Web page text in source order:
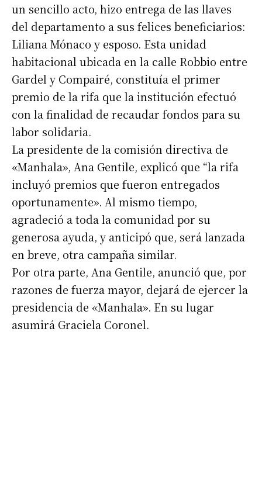
un sencillo acto, hizo entrega de las llaves
del departamento a sus felices beneficiarios:
Liliana Mónaco y esposo. Esta unidad
habitacional ubicada en la calle Robbio entre
Gardel y Compairé, constituía el primer
premio de la rifa que la institución efectuó
con la finalidad de recaudar fondos para su
labor solidaria.
La presidente de la comisión directiva de
«Manhala», Ana Gentile, explicó que “la rifa
incluyó premios que fueron entregados
oportunamente». Al mismo tiempo,
agradeció a toda la comunidad por su
generosa ayuda, y anticipó que, será lanzada
en breve, otra campaña similar.
Por otra parte, Ana Gentile, anunció que, por
razones de fuerza mayor, dejará de ejercer la
presidencia de «Manhala». En su lugar
asumirá Graciela Coronel.